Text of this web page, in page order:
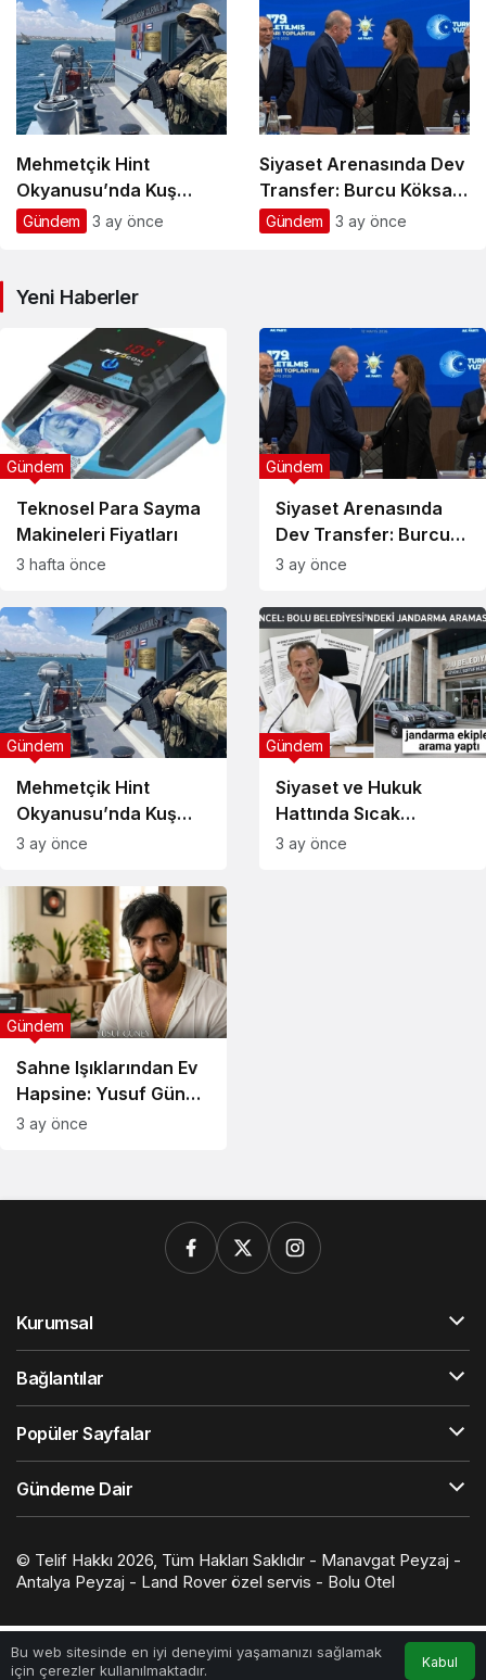
Yeni Arama
Mehmetçik Hint
Okyanusu’nda Kuş
Uçurtmuyor: Çağrı Bey
Gündem 3 ay önce
Siyaset Arenasında Dev
Transfer: Burcu Köksal
Gece Yarısı Mesajlarının
Gündem 3 ay önce
Yeni Haberler
Teknosel Para Sayma
Makineleri Fiyatları
Gündem
3 hafta önce
Siyaset Arenasında
Dev Transfer: Burcu
Köksal Gece Yarısı
Arkasını Araladı
Gündem
3 ay önce
Mehmetçik Hint
Okyanusu’nda Kuş
Uçurtmuyor: Çağrı Bey
Koruma
Gündem
3 ay önce
Siyaset ve Hukuk
Hattında Sıcak
Saatler: Bolu
Gündem
3 ay önce
Sahne Işıklarından Ev
Hapsine: Yusuf Güney
Hakkında Tahliye
Gündem
3 ay önce
Bu web sitesinde en iyi deneyimi yaşamanızı sağlamak
için çerezler kullanılmaktadır.
Kabul
Anasayfa Hesabım
Kurumsal
Bağlantılar
Popüler Sayfalar
Gündeme Dair
© Telif Hakkı 2026, Tüm Hakları Saklıdır - Manavgat Peyzaj -
Antalya Peyzaj - Land Rover özel servis - Bolu Otel